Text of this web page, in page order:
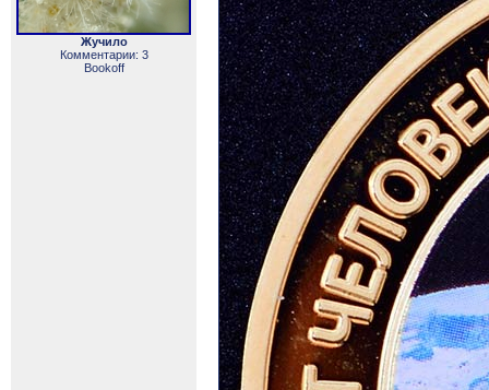
Жучило
Комментарии: 3
Bookoff